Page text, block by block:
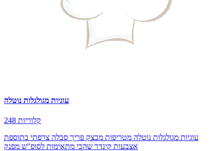
עוגיות מגולגלות נוטלה
248 קלוריות
עוגיות מגולגלות נוטלה מטריפות מבצק פריך סבלה צרפתי בתוספת
אצבעות קינדר שהכי מתאימות לסופ"ש מפנק